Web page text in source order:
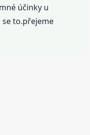
účinky u
se to.přejeme